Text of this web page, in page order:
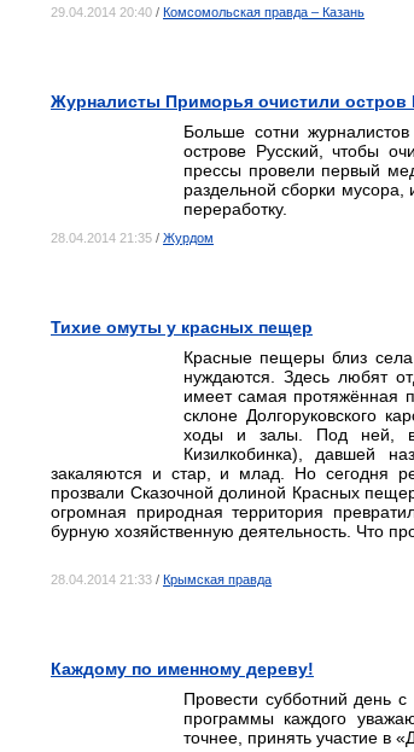
29.04.2014 20:40 / Комсомольская правда – Казань
Журналисты Приморья очистили остров
Больше сотни
острове Русский, чтобы
прессы провели первый
раздельной сборки
переработку.
28.04.2014 21:35 / Журдом
Тихие омуты у красных пещер
Красные пещеры близ
нуждаются. Здесь любят
имеет самая протяжённая
склоне Долгоруковского
ходы и залы. Под ней, в
Кизилкобинка), давшей
закаляются и стар, и млад. Но сегодня
прозвали Сказочной долиной Красных
огромная природная территория
бурную хозяйственную деятельность. Что
28.04.2014 21:33 / Крымская правда
Каждому по именному дереву!
Провести субботний день
программы каждого
точнее, принять участие в